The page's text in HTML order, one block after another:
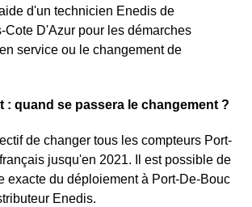
d'un technicien Enedis de
Cote D'Azur pour les démarches
service ou le changement de
: quand se passera le changement ?
de changer tous les compteurs Port-
jusqu'en 2021. Il est possible de
exacte du déploiement à Port-De-Bouc
Enedis.